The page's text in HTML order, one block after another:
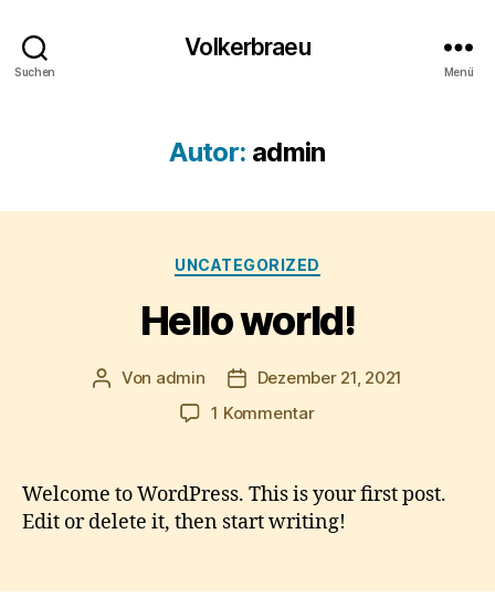
Suchen
Volkerbraeu
Menü
Autor: admin
Kategorien
UNCATEGORIZED
Hello world!
Beitragsautor
Von admin Veröffentlichungsdatum
Dezember 21, 2021
1 Kommentarzu
Welcome to WordPress. This is your first post.
Edit or delete it, then start writing!